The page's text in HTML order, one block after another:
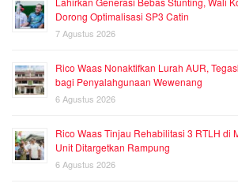
Dorong Optimalisasi SP3 Catin
7 Agustus 2026
Rico Waas Nonaktifkan Lurah AUR,
bagi Penyalahgunaan Wewenang
6 Agustus 2026
Rico Waas Tinjau Rehabilitasi 3 RTLH di
Unit Ditargetkan Rampung
6 Agustus 2026